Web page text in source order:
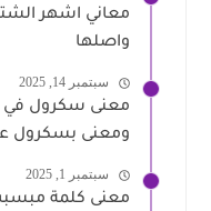
معاني اشهر
واصلها
سبتمبر 14, 2025
معنى سكرول في
ومعنى بسكرول
سبتمبر 1, 2025
معنى كلمة